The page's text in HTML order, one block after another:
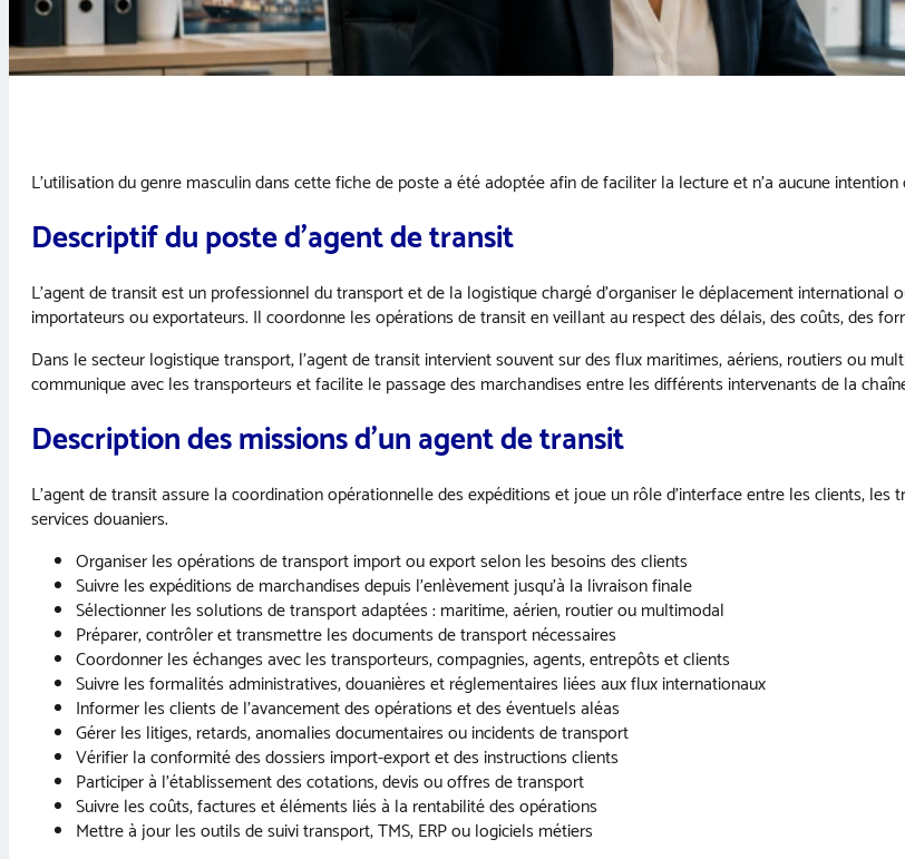
L’utilisation du genre masculin dans cette fiche de poste a été adoptée afin de faciliter la lecture et n’a aucune intention
Descriptif du poste d’agent de transit
L’agent de transit est un professionnel du transport et de la logistique chargé d’organiser le déplacement
importateurs ou exportateurs. Il coordonne les opérations de transit en veillant au respect des délais, des coûts, des
Dans le secteur logistique transport, l’agent de transit intervient souvent sur des flux maritimes, aériens, routiers ou
communique avec les transporteurs et facilite le passage des marchandises entre les différents intervenants de la
Description des missions d’un agent de transit
L’agent de transit assure la coordination opérationnelle des expéditions et joue un rôle d’interface entre les clients,
services douaniers.
Organiser les opérations de transport import ou export selon les besoins des clients
Suivre les expéditions de marchandises depuis l’enlèvement jusqu’à la livraison finale
Sélectionner les solutions de transport adaptées : maritime, aérien, routier ou multimodal
Préparer, contrôler et transmettre les documents de transport nécessaires
Coordonner les échanges avec les transporteurs, compagnies, agents, entrepôts et clients
Suivre les formalités administratives, douanières et réglementaires liées aux flux internationaux
Informer les clients de l’avancement des opérations et des éventuels aléas
Gérer les litiges, retards, anomalies documentaires ou incidents de transport
Vérifier la conformité des dossiers import-export et des instructions clients
Participer à l’établissement des cotations, devis ou offres de transport
Suivre les coûts, factures et éléments liés à la rentabilité des opérations
Mettre à jour les outils de suivi transport, TMS, ERP ou logiciels métiers